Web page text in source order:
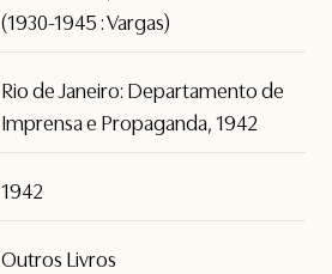
(1930-1945 : Vargas)
Rio de Janeiro: Departamento de
Imprensa e Propaganda, 1942
1942
Outros Livros